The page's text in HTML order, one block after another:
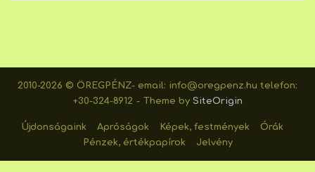
2010-2026 © ÖREGPÉNZ- email: info@oregpenz.hu telefon:
+30-324-8912
Theme by SiteOrigin
Újdonságaink Apróságok Képek, festmények
Órák
Pénzek, értékpapírok
Jelvény